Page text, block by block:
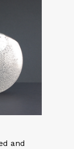
and